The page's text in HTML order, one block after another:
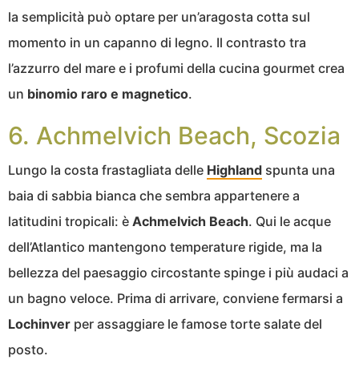
la semplicità può optare per un’aragosta cotta sul
momento in un capanno di legno. Il contrasto tra
l’azzurro del mare e i profumi della cucina gourmet crea
un binomio raro e magnetico.
6. Achmelvich Beach, Scozia
Lungo la costa frastagliata delle Highland spunta una
baia di sabbia bianca che sembra appartenere a
latitudini tropicali: è Achmelvich Beach. Qui le acque
dell’Atlantico mantengono temperature rigide, ma la
bellezza del paesaggio circostante spinge i più audaci a
un bagno veloce. Prima di arrivare, conviene fermarsi a
Lochinver per assaggiare le famose torte salate del
posto.